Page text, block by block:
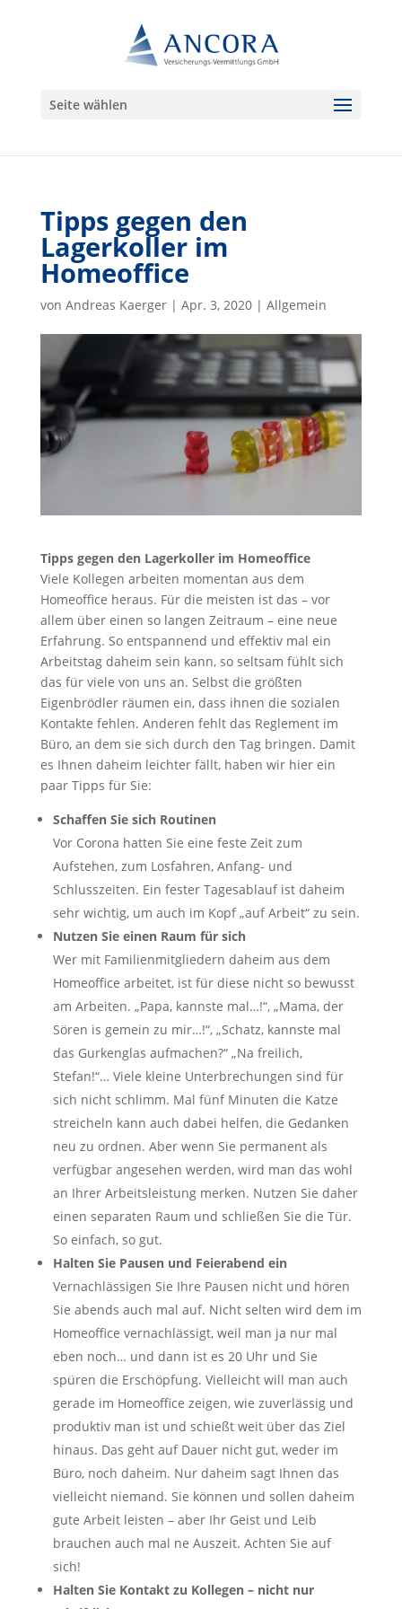
Seite wählen
Tipps gegen den
Lagerkoller im
Homeoffice
von Andreas Kaerger| Apr. 3, 2020| Allgemein
Tipps gegen den Lagerkoller im Homeoffice
Viele Kollegen arbeiten momentan aus dem
Homeoffice heraus. Für die meisten ist das – vor
allem über einen so langen Zeitraum – eine neue
Erfahrung. So entspannend und effektiv mal ein
Arbeitstag daheim sein kann, so seltsam fühlt sich
das für viele von uns an. Selbst die größten
Eigenbrödler räumen ein, dass ihnen die sozialen
Kontakte fehlen. Anderen fehlt das Reglement im
Büro, an dem sie sich durch den Tag bringen. Damit
es Ihnen daheim leichter fällt, haben wir hier ein
paar Tipps für Sie:
Schaffen Sie sich Routinen
Vor Corona hatten Sie eine feste Zeit zum
Aufstehen, zum Losfahren, Anfang- und
Schlusszeiten. Ein fester Tagesablauf ist daheim
sehr wichtig, um auch im Kopf „auf Arbeit“ zu sein.
Nutzen Sie einen Raum für sich
Wer mit Familienmitgliedern daheim aus dem
Homeoffice arbeitet, ist für diese nicht so bewusst
am Arbeiten. „Papa, kannste mal…!“, „Mama, der
Sören is gemein zu mir…!“, „Schatz, kannste mal
das Gurkenglas aufmachen?“ „Na freilich,
Stefan!“… Viele kleine Unterbrechungen sind für
sich nicht schlimm. Mal fünf Minuten die Katze
streicheln kann auch dabei helfen, die Gedanken
neu zu ordnen. Aber wenn Sie permanent als
verfügbar angesehen werden, wird man das wohl
an Ihrer Arbeitsleistung merken. Nutzen Sie daher
einen separaten Raum und schließen Sie die Tür.
So einfach, so gut.
Halten Sie Pausen und Feierabend ein
Vernachlässigen Sie Ihre Pausen nicht und hören
Sie abends auch mal auf. Nicht selten wird dem im
Homeoffice vernachlässigt, weil man ja nur mal
eben noch… und dann ist es 20 Uhr und Sie
spüren die Erschöpfung. Vielleicht will man auch
gerade im Homeoffice zeigen, wie zuverlässig und
produktiv man ist und schießt weit über das Ziel
hinaus. Das geht auf Dauer nicht gut, weder im
Büro, noch daheim. Nur daheim sagt Ihnen das
vielleicht niemand. Sie können und sollen daheim
gute Arbeit leisten – aber Ihr Geist und Leib
brauchen auch mal ne Auszeit. Achten Sie auf
sich!
Halten Sie Kontakt zu Kollegen – nicht nur